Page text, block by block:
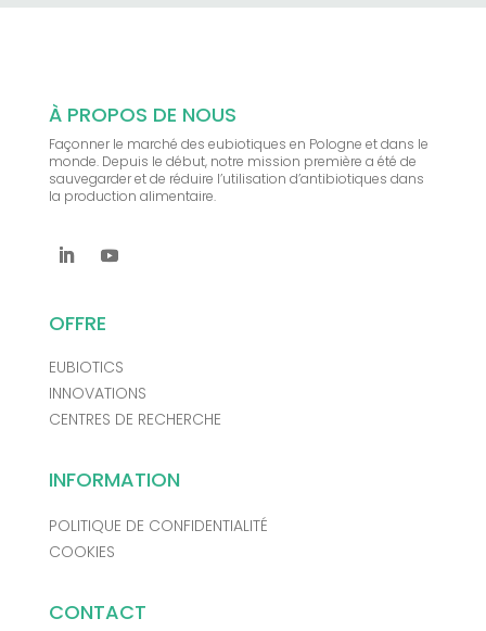
À PROPOS DE NOUS
Façonner le marché des eubiotiques en Pologne et dans le
monde. Depuis le début, notre mission première a été de
sauvegarder et de réduire l’utilisation d’antibiotiques dans
la production alimentaire.
OFFRE
EUBIOTICS
INNOVATIONS
CENTRES DE RECHERCHE
INFORMATION
POLITIQUE DE CONFIDENTIALITÉ
COOKIES
CONTACT